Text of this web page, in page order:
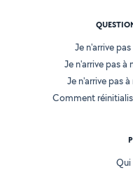
Je n'arrive
Je n'arrive pas
Je n'arrive pas
Comment
Qui